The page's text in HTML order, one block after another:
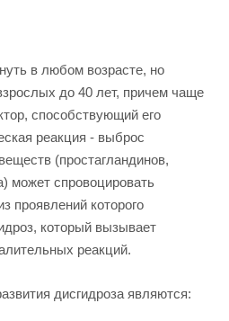
в любом возрасте, но
до 40 лет, причем чаще
способствующий его
реакция - выброс
(простагландинов,
может спровоцировать
проявлений которого
который вызывает
реакций.
дисгидроза являются: